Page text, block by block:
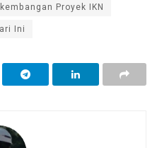
Proyek IKN
Ini